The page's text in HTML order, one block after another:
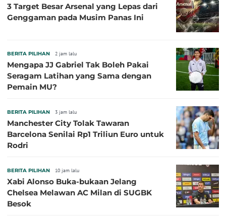
3 Target Besar Arsenal yang Lepas dari
Genggaman pada Musim Panas Ini
BERITA PILIHAN 2 jam lalu
Mengapa JJ Gabriel Tak Boleh Pakai
Seragam Latihan yang Sama dengan
Pemain MU?
BERITA PILIHAN 3 jam lalu
Manchester City Tolak Tawaran
Barcelona Senilai Rp1 Triliun Euro untuk
Rodri
BERITA PILIHAN 10 jam lalu
Xabi Alonso Buka-bukaan Jelang
Chelsea Melawan AC Milan di SUGBK
Besok